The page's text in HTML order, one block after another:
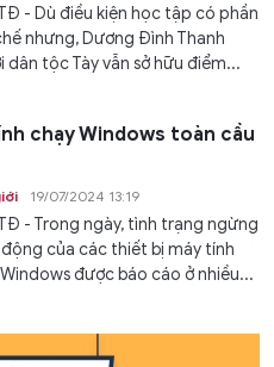
- Dù điều kiện học tập có phần
nhưng, Dương Đình Thanh
dân tộc Tày vẫn sở hữu điểm...
chạy Windows toàn cầu
19/07/2024 13:19
- Trong ngày, tình trạng ngừng
của các thiết bị máy tính
được báo cáo ở nhiều...